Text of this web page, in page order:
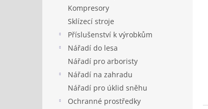
Kompresory
Sklízecí stroje
Příslušenství k výrobkům
Nářadí do lesa
Nářadí pro arboristy
Nářadí na zahradu
Nářadí pro úklid sněhu
Ochranné prostředky